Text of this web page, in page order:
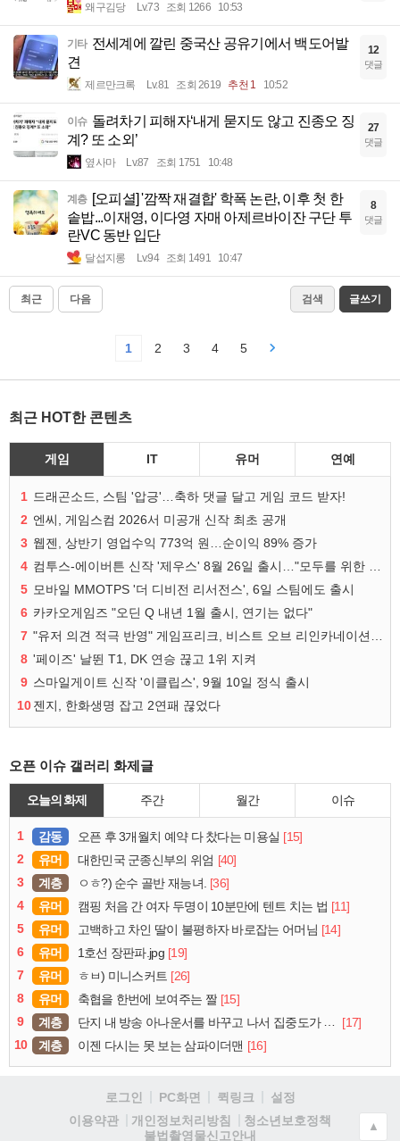
왜구김당 Lv.73 조회 1266 10:53
기타 전세계에 깔린 중국산 공유기에서 백도어발
견
제르만크록 Lv.81 조회 2619 추천 1 10:52
12
댓글
이슈 돌려차기 피해자‘내게 묻지도 않고 진종오 징
계? 또 소외’
옆사마 Lv.87 조회 1751 10:48
27
댓글
계층 [오피셜] '깜짝 재결합' 학폭 논란, 이후 첫 한
솥밥...이재영, 이다영 자매 아제르바이잔 구단 투
란VC 동반 입단
달섭지롱 Lv.94 조회 1491 10:47
8
댓글
최근 다음 검색 글쓰기
1 2 3 4 5
최근 HOT한 콘텐츠
게임 IT 유머 연예
1 드래곤소드, 스팀 '압긍'…축하 댓글 달고 게임 코드 받자!
2 엔씨, 게임스컴 2026서 미공개 신작 최초 공개
3 웹젠, 상반기 영업수익 773억 원…순이익 89% 증가
4
5 모바일 MMOTPS '더 디비전 리서전스', 6일 스팀에도 출시
6 카카오게임즈 "오딘 Q 내년 1월 출시, 연기는 없다"
7
8 '페이즈' 날뛴 T1, DK 연승 끊고 1위 지켜
9 스마일게이트 신작 '이클립스', 9월 10일 정식 출시
10젠지, 한화생명 잡고 2연패 끊었다
오픈 이슈 갤러리 화제글
오늘의 화제 주간 월간 이슈
1 감동 오픈 후 3개월치 예약 다 찼다는 미용실 [15]
2
유머 대한민국 군종신부의 위엄 [40]
3
계층 ㅇㅎ?) 순수 골반 재능녀. [36]
4
유머 캠핑 처음 간 여자 두명이 10분만에 텐트 치는 법 [11]
5
유머 고백하고 차인 딸이 불평하자 바로잡는 어머님 [14]
6
유머 1호선 장판파.jpg [19]
7
유머 ㅎㅂ) 미니스커트 [26]
8
유머 축협을 한번에 보여주는 짤 [15]
9
계층 단지 내 방송 아나운서를 바꾸고 나서 집중도가 확 올라갔다는 한 아파트의 안내방송
[17]
10
계층 이젠 다시는 못 보는 삼파이더맨 [16]
로그인 PC화면 퀵링크
설정
이용약관
개인정보처리방침
청소년보호정책
불법촬영물신고안내
▲